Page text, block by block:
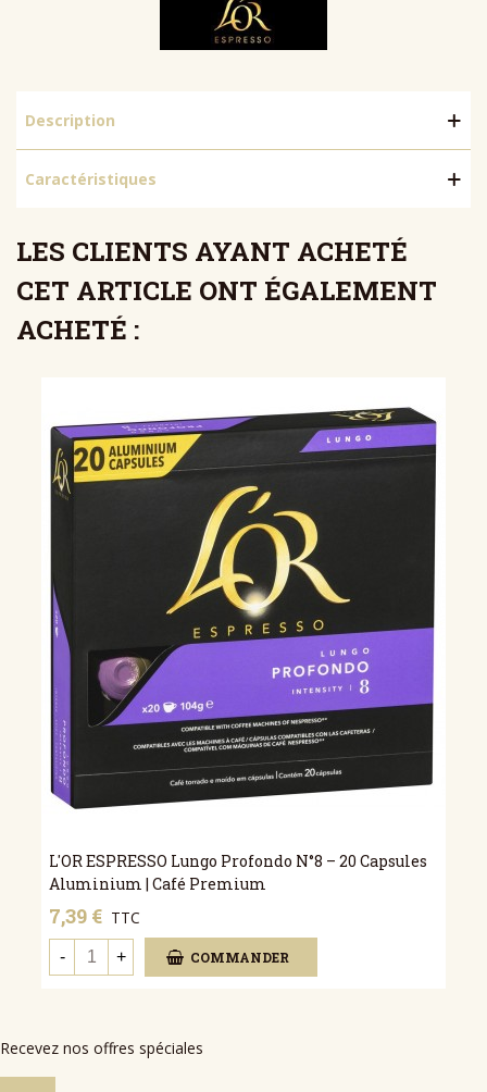
Description
Caractéristiques
LES CLIENTS AYANT ACHETÉ
CET ARTICLE ONT ÉGALEMENT
ACHETÉ :
L'OR ESPRESSO Lungo Profondo N°8 – 20 Capsules
Aluminium | Café Premium
7,39 € TTC
- + COMMANDER
Recevez nos offres spéciales